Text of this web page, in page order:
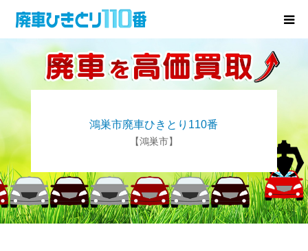
鴻巣市廃車ひきとり110番
【鴻巣市】
廃車･事故車の買取
お役立ち情報
お知らせ